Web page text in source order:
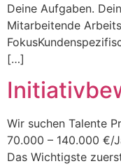
Deine Aufgaben.
Mitarbeitende
[…]
Wir suchen Talente
70.000 – 140.000 €/
Das Wichtigste